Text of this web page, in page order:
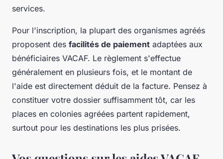
services.
Pour l'inscription, la plupart des organismes agréés
proposent des facilités de paiement adaptées aux
bénéficiaires VACAF. Le règlement s'effectue
généralement en plusieurs fois, et le montant de
l'aide est directement déduit de la facture. Pensez à
constituer votre dossier suffisamment tôt, car les
places en colonies agréées partent rapidement,
surtout pour les destinations les plus prisées.